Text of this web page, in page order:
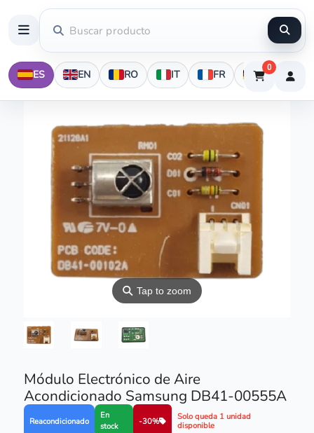
ES EN RO IT FR DE
0
⚲Tap to zoom
Módulo Electrónico de Aire
Acondicionado Samsung DB41-00555A
Reacondicionado
En
stock
-30%
Solo queda 1 unidad
disponible